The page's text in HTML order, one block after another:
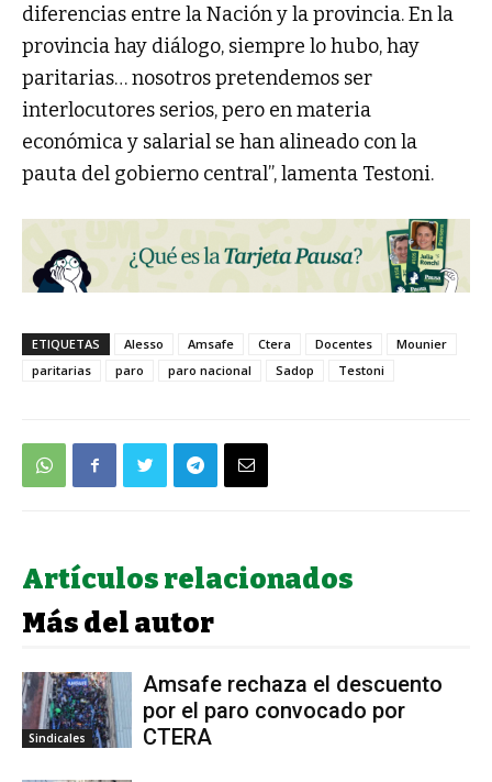
diferencias entre la Nación y la provincia. En la
provincia hay diálogo, siempre lo hubo, hay
paritarias… nosotros pretendemos ser
interlocutores serios, pero en materia
económica y salarial se han alineado con la
pauta del gobierno central”, lamenta Testoni.
ETIQUETAS Alesso Amsafe Ctera Docentes
Mounier
paritarias
paro paro nacional Sadop Testoni
Artículos relacionados
Más del autor
Sindicales
Amsafe rechaza el descuento
por el paro convocado por
CTERA